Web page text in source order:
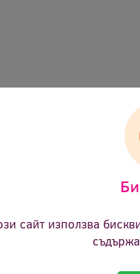
пяна за
пяна за
сайт използва